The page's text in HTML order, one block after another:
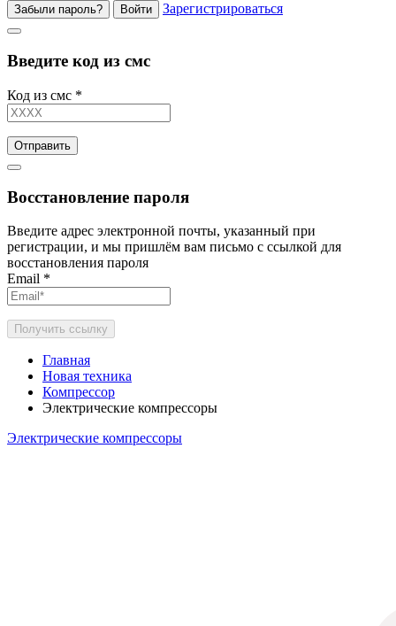
Забыли пароль? Войти Зарегистрироваться
Введите код из смс
Код из смс *
Отправить
Восстановление пароля
Введите адрес электронной почты, указанный при
регистрации, и мы пришлём вам письмо с ссылкой для
восстановления пароля
Email *
Получить ссылку
Главная
Новая техника
Компрессор
Электрические компрессоры
Электрические компрессоры